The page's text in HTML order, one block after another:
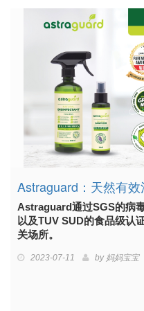
Astraguard：天然有
Astraguard通过SGS的病
以及TUV SUD的食品级认
关场所。
2023-07-11 by 妈妈宝宝